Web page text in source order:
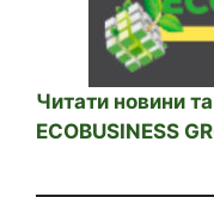
Читати новини та
ECOBUSINESS